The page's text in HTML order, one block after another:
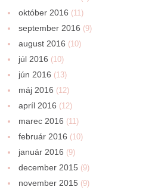
október 2016 (11)
september 2016 (9)
august 2016 (10)
júl 2016 (10)
jún 2016 (13)
máj 2016 (12)
apríl 2016 (12)
marec 2016 (11)
február 2016 (10)
január 2016 (9)
december 2015 (9)
november 2015 (9)